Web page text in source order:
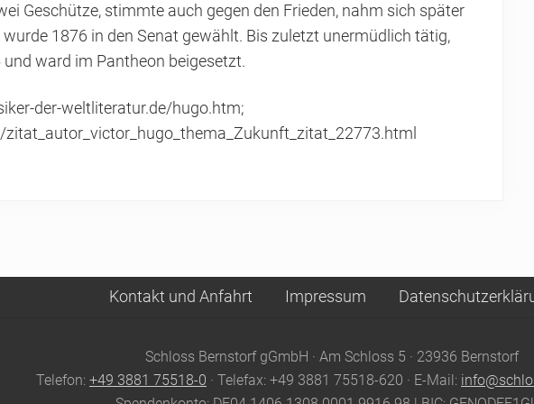
Geschütze, stimmte auch gegen den Frieden, nahm sich später
1876 in den Senat gewählt. Bis zuletzt unermüdlich tätig,
ward im Pantheon beigesetzt.
der-weltliteratur.de/hugo.htm;
Kontakt und Anfahrt Impressum
Schloss Bernstorf gGmbH · Am Schloss 5 · 23936 Bernstorf
Telefon: +49 3881 75518-0 · Telefax: +49 3881 75518-620 · E-Mail: